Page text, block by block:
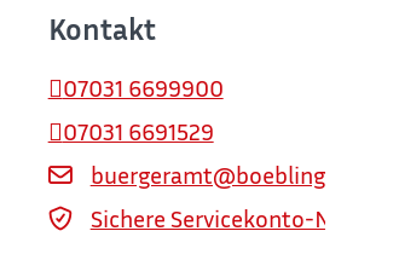
Kontakt
07031 6699900
07031 6691529
buergeramt@boeblingen.de
Sichere Servicekonto-